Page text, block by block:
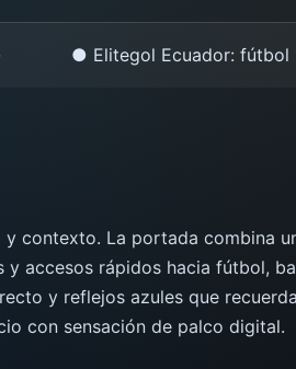
● Elitegol Ecuador: fútbol
contexto. La portada combina
accesos rápidos hacia fútbol,
y reflejos azules que
con sensación de palco digital.